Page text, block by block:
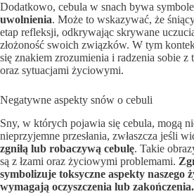
Dodatkowo, cebula w snach bywa
uwolnienia. Może to wskazywać, że
etap refleksji, odkrywając skrywane
złożoność swoich związków. W tym
się znakiem zrozumienia i radzenia sobie z
oraz sytuacjami życiowymi.
Negatywne aspekty snów o cebuli
Sny, w których pojawia się cebula, mogą
nieprzyjemne przesłania, zwłaszcza jeśli
zgniłą lub robaczywą cebulę. Takie
są z łzami oraz życiowymi problemami.
symbolizuje toksyczne aspekty naszego
wymagają oczyszczenia lub zakończenia.